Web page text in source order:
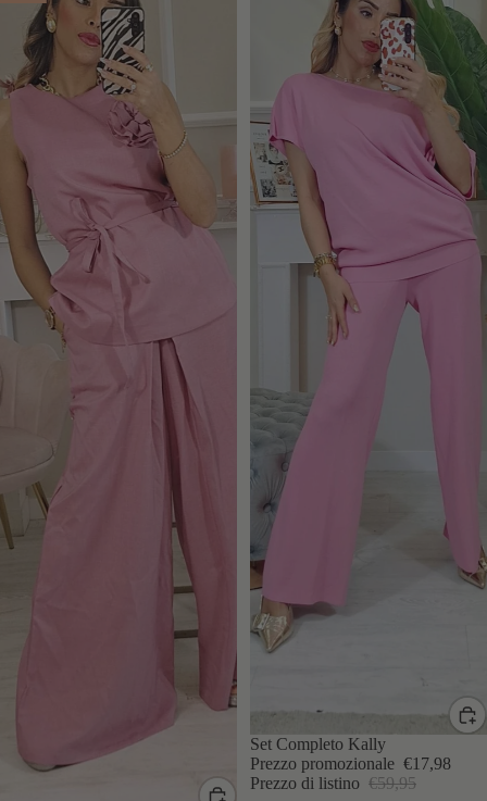
IN SCONTO
Set Completo Kally
Prezzo promozionale €17,98
Prezzo di listino €59,95